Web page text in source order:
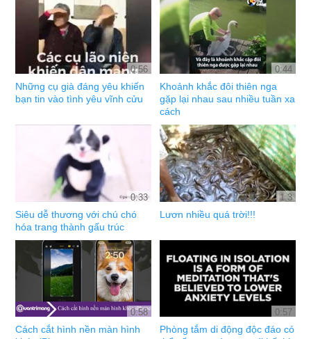
0:56
Những cụ già đáng yêu khiến
bạn tin vào tình yêu vĩnh cửu
0:44
Khoảnh khắc đôi thiên nga
gặp lại nhau sau nhiều tuần xa
cách
0:33
Siêu dễ thương với chú chó
hóa trang thành gấu trúc
1:3
Lươn nhiều quá trời!!!
0:58
Cách cắt hình nền màn hình
0:57
Phòng tắm di động độc đáo có